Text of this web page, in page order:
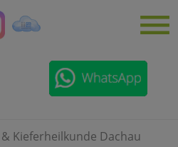
Kieferheilkunde Dachau